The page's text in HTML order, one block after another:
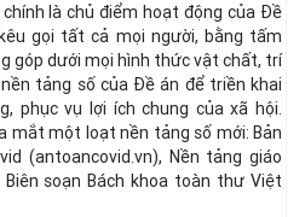
là chủ điểm hoạt động của Đề
gọi tất cả mọi người, bằng tấm
góp dưới mọi hình thức vật chất, trí
tảng số của Đề án để triền khai
phục vụ lợi ích chung của xã hội.
mắt một loạt nền tảng số mới: Bản
(antoancovid.vn), Nền tảng giáo
soạn Bách khoa toàn thư Việt